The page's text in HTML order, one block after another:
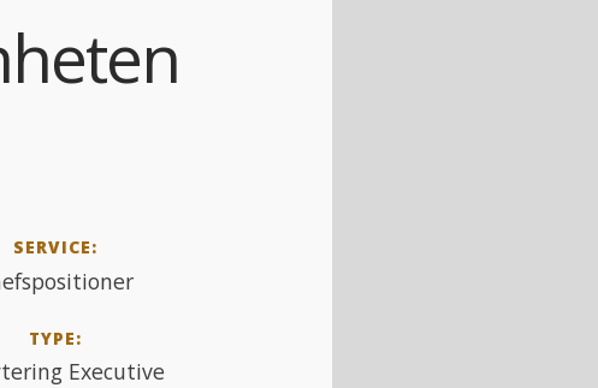
SERVICE:
TYPE:
Executive